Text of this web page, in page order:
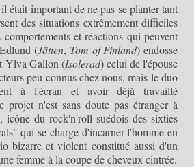
était important de ne pas se planter tant
des situations extrêmement difficiles
et réactions qui peuvent
(Jätten, Tom of Finland) endosse
Ylva Gallon (Isolerad) celui de l'épouse
peu connus chez nous, mais le duo
à l'écran et avoir déjà travaillé
projet n'est sans doute pas étranger à
icône du rock'n'roll suédois des sixties
qui se charge d'incarner l'homme en
bizarre et violent constitué aussi d'un
femme à la coupe de cheveux cintrée.